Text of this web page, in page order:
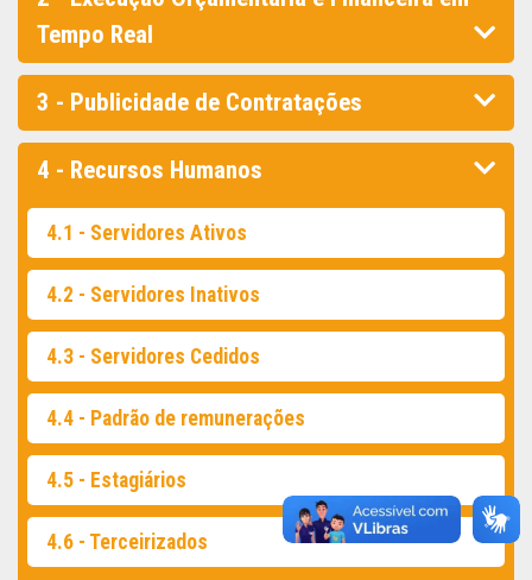
Tempo Real
3 - Publicidade de Contratações
4 - Recursos Humanos
4.1 - Servidores Ativos
4.2 - Servidores Inativos
4.3 - Servidores Cedidos
4.4 - Padrão de remunerações
4.5 - Estagiários
4.6 - Terceirizados